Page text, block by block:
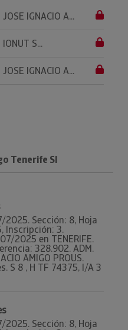
JOSE IGNACIO A...
IONUT S...
JOSE IGNACIO A...
Tenerife Sl
Sección: 8, Hoja
Inscripción: 3.
2025 en TENERIFE.
328.902. ADM.
AMIGO PROUS.
S 8 , H TF 74375, I/A 3
Sección: 8, Hoja